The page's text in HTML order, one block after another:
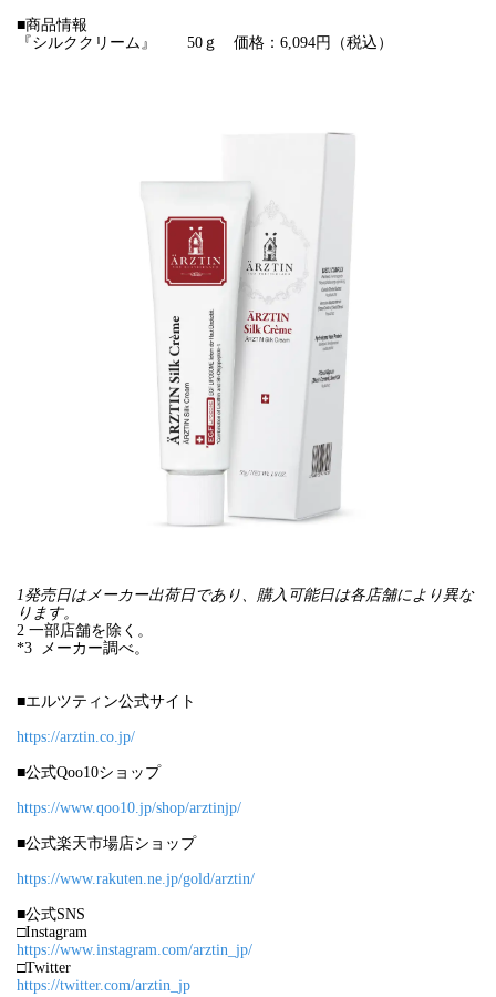
■商品情報
『シルククリーム』 50ｇ 価格：6,094円（税込）
1発売日はメーカー出荷日であり、購入可能日は各店舗により異な
ります。
2 一部店舗を除く。
*3 メーカー調べ。
■エルツティン公式サイト
https://arztin.co.jp/
■公式Qoo10ショップ
https://www.qoo10.jp/shop/arztinjp/
■公式楽天市場店ショップ
https://www.rakuten.ne.jp/gold/arztin/
■公式SNS
□Instagram
https://www.instagram.com/arztin_jp/
□Twitter
https://twitter.com/arztin_jp